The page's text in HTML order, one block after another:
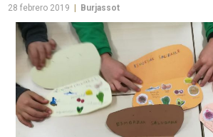
28 febrero 2019 Burjassot